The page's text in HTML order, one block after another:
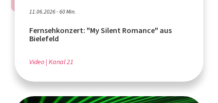
11.06.2026 - 60 Min.
Fernsehkonzert: "My Silent Romance" aus
Bielefeld
Video Kanal 21